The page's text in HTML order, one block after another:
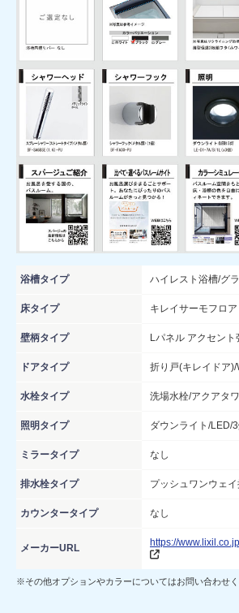
浴槽タイプ ハイレスト浴槽/グ
床タイプ キレイサーモフロア
壁柄タイプ Lパネル アクセント
ドアタイプ 折り戸(キレイドア
水栓タイプ 洗場水栓/アクアタ
照明タイプ ダウンライト/LED/
ミラータイプ なし
排水栓タイプ プッシュワンウェ
カウンタータイプ なし
メーカーURL https://
※その他オプションやカラーについてはお問い合わせく